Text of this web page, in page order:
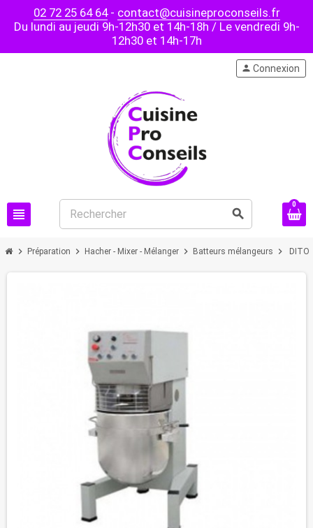
02 72 25 64 64- contact@cuisineproconseils.fr
Du lundi au jeudi 9h-12h30 et 14h-18h / Le vendredi 9h-
12h30 et 14h-17h
view_headline search
person Connexion
0
chevron_right Préparation chevron_right Hacher - Mixer - Mélanger chevron_right Batteurs mélangeurs chevron_right DITO